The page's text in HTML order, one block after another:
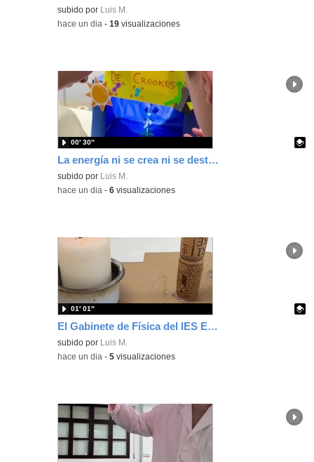
Contenido educativo.
subido por Luis M.
-hace un dia -19 visualizaciones
La energía ni se crea ni se destruye... ¡se experimenta! El Tierno en la Feria Madrid es Ciencia 2026
Contenido educativo.
subido por Luis M.
00′ 30″
-hace un dia -6 visualizaciones
El Gabinete de Física del IES Enrique Tierno Galván de Parla (Curso 25-26)
Contenido educativo.
subido por Luis M.
01′ 01″
-hace un dia -5 visualizaciones